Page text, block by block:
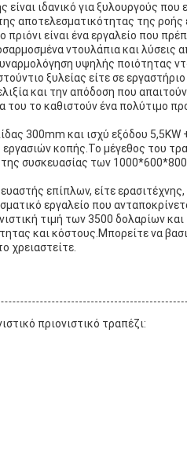
είναι ιδανικό για ξυλουργούς
αποτελεσματικότητας της ροής
είναι ένα εργαλείο που
ντουλάπια και λύσεις
υψηλής ποιότητας
ξυλείας είτε σε
και την απόδοση που
του το καθιστούν ένα πολύτιμο
300mm και ισχύ εξόδου 5,5KW
εργασιών κοπής.Το μέγεθος του
της συσκευασίας των
επίπλων, είτε
εργαλείο που
τιμή των 3500 δολαρίων
και κόστους.Μπορείτε να
χρειαστείτε.
πριονιστικό τραπέζι: